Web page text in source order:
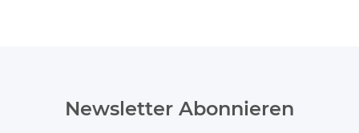
Newsletter Abonnieren